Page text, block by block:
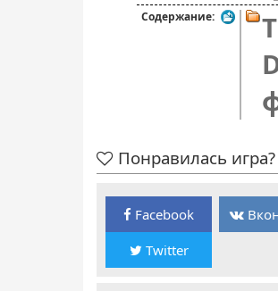
Содержание:
Понравилась
Facebook
Twitter